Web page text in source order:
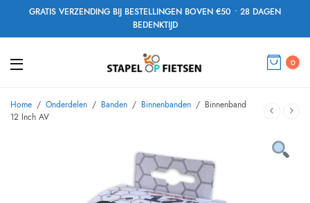
GRATIS VERZENDING BIJ BESTELLINGEN BOVEN €50 • 28 DAGEN
BEDENKTIJD
0
Home / Onderdelen / Banden / Binnenbanden / Binnenband
12 Inch AV